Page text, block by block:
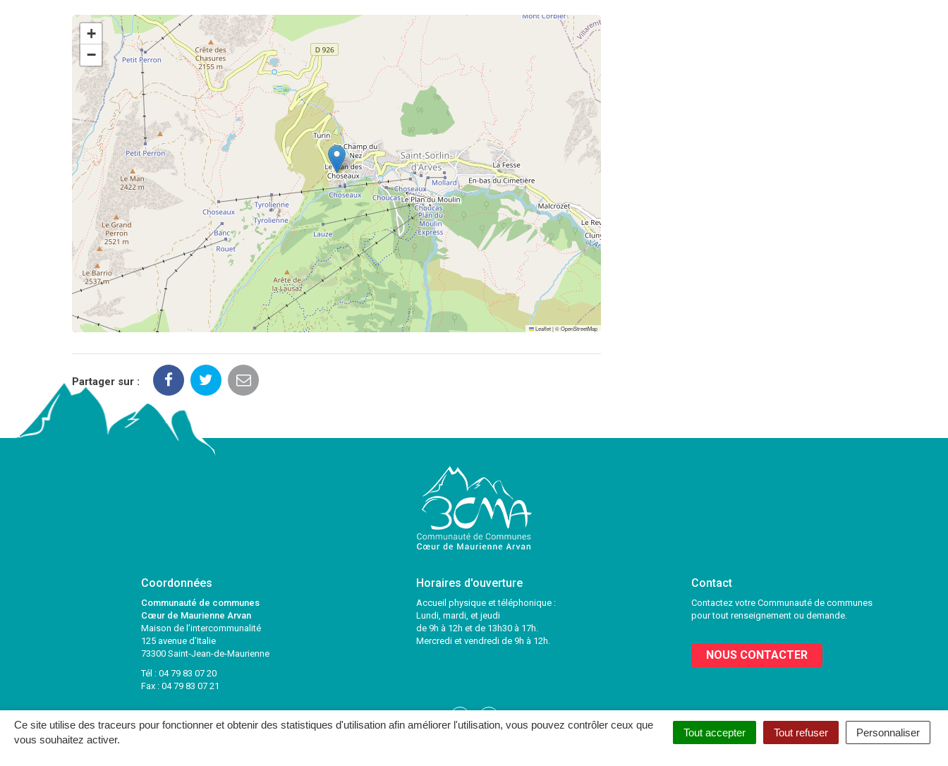
Ce site utilise des traceurs pour fonctionner et obtenir des statistiques d'utilisation afin améliorer l'utilisation, vous pouvez contrôler ceux que
vous souhaitez activer.
Tout accepter Tout refuser Personnaliser
+
−
Leaflet|©OpenStreetMap
Partager sur :
Coordonnées
Communauté de communes
Cœur de Maurienne Arvan
Maison de l’intercommunalité
125 avenue d’Italie
73300 Saint-Jean-de-Maurienne
Tél : 04 79 83 07 20
Fax : 04 79 83 07 21
Horaires d'ouverture
Accueil physique et téléphonique :
Lundi, mardi, et jeudi
de 9h à 12h et de 13h30 à 17h.
Mercredi et vendredi de 9h à 12h.
Contact
Contactez votre Communauté de communes
pour tout renseignement ou demande.
NOUS CONTACTER
vers
vers